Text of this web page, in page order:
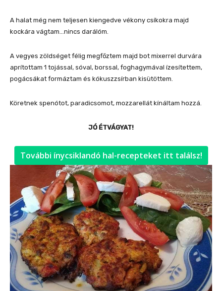
A halat még nem teljesen kiengedve vékony csíkokra majd
kockára vágtam…nincs darálóm.
A vegyes zöldséget félig megfőztem majd bot mixerrel durvára
aprítottam 1 tojással, sóval, borssal, foghagymával ízesítettem,
pogácsákat formáztam és kókuszzsírban kisütöttem.
Köretnek spenótot, paradicsomot, mozzarellát kínáltam hozzá.
JÓ ÉTVÁGYAT!
További ínycsiklandó hal-recepteket itt találsz!